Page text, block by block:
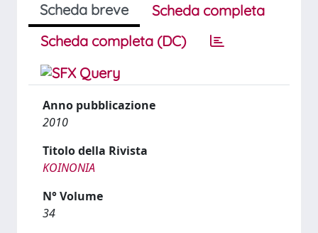
Scheda breve
Scheda completa
Scheda completa (DC)
Anno pubblicazione
2010
Titolo della Rivista
KOINONIA
N° Volume
34